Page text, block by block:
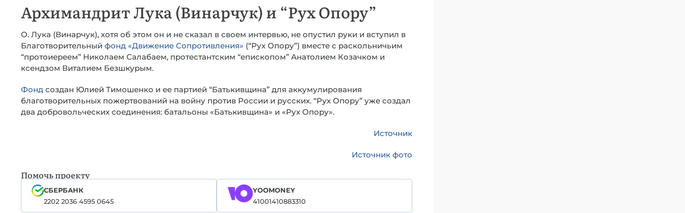
Архимандрит Лука (Винарчук) и “Рух Опору”
О. Лука (Винарчук), хотя об этом он и не сказал в своем интервью, не опустил руки и вступил в
Благотворительный фонд «Движение Сопротивления» (“Рух Опору”) вместе с раскольничьим
“протоиереем” Николаем Салабаем, протестантским “епископом” Анатолием Козачком и
ксендзом Виталием Безшкурым.
Фонд создан Юлией Тимошенко и ее партией “Батькивщина” для аккумулирования
благотворительных пожертвований на войну против России и русских. “Рух Опору” уже создал
два добровольческих соединения: батальоны «Батькивщина» и «Рух Опору».
Источник
Источник фото
Помочь проекту
СБЕРБАНК
2202 2036 4595 0645
YOOMONEY
41001410883310